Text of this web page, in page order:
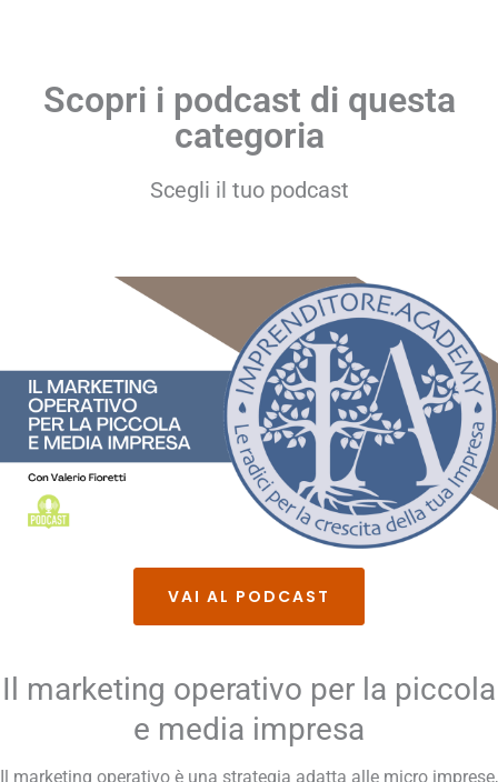
Scopri i podcast di questa
categoria
Scegli il tuo podcast
VAI AL PODCAST
Il marketing operativo per la piccola
e media impresa
Il marketing operativo è una strategia adatta alle micro imprese,